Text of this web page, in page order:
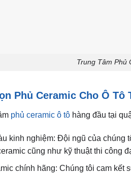
Trung Tâm Phủ
Phủ Ceramic Cho Ô Tô
phủ ceramic ô tô hàng đầu tại
kinh nghiệm: Đội ngũ của chúng
cũng như kỹ thuật thi công
chính hãng: Chúng tôi cam